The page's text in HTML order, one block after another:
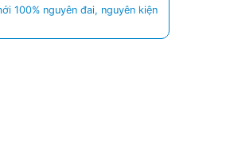
100% nguyên đai, nguyên kiện